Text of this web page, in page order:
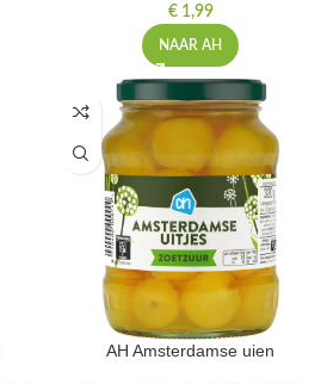
€1,99
NAAR AH
AH Amsterdamse uien